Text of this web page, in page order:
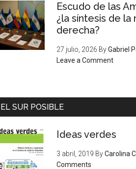
Escudo de las
¿la síntesis de la
derecha?
27 julio, 2026 ByGabriel
Leave a Comment
EL SUR POSIBLE
Ideas verdes
3 abril, 2019 ByCarolina
Comments